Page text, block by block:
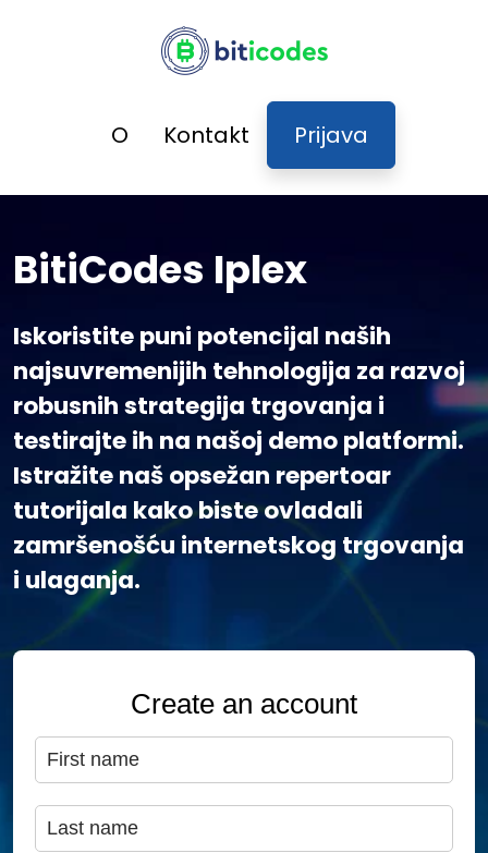
O Kontakt Prijava
BitiCodes Iplex
Iskoristite puni potencijal naših
najsuvremenijih tehnologija za razvoj
robusnih strategija trgovanja i
testirajte ih na našoj demo platformi.
Istražite naš opsežan repertoar
tutorijala kako biste ovladali
zamršenošću internetskog trgovanja
i ulaganja.